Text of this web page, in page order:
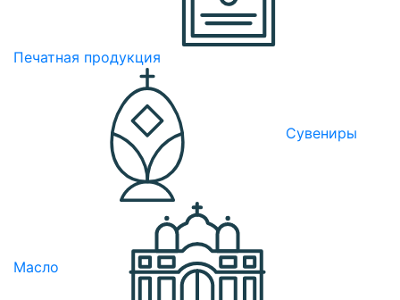
Печатная продукция
Сувениры
Масло